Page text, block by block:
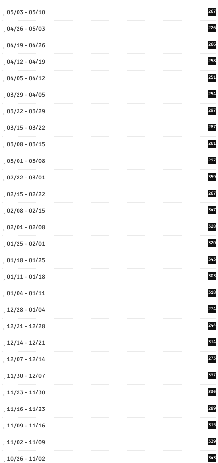
05/03 - 05/10 267
04/26 - 05/03 226
04/19 - 04/26 266
04/12 - 04/19 258
04/05 - 04/12 251
03/29 - 04/05 254
03/22 - 03/29 297
03/15 - 03/22 287
03/08 - 03/15 261
03/01 - 03/08 297
02/22 - 03/01 359
02/15 - 02/22 267
02/08 - 02/15 347
02/01 - 02/08 328
01/25 - 02/01 320
01/18 - 01/25 343
01/11 - 01/18 303
01/04 - 01/11 318
12/28 - 01/04 274
12/21 - 12/28 244
12/14 - 12/21 314
12/07 - 12/14 273
11/30 - 12/07 337
11/23 - 11/30 336
11/16 - 11/23 289
11/09 - 11/16 315
11/02 - 11/09 339
10/26 - 11/02 343